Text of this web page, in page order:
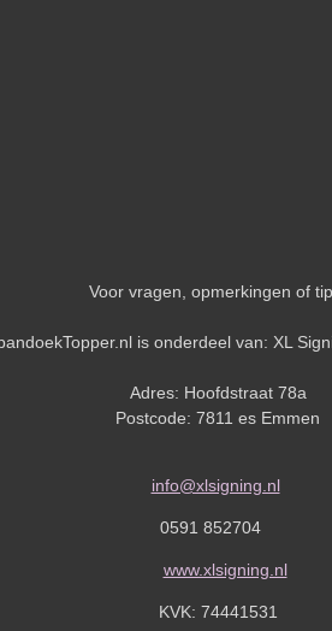
Voor vragen, opmerkingen of
is onderdeel van: XL
Adres: Hoofdstraat 78a
Postcode: 7811 es Emmen
info@xlsigning.nl
0591 852704
www.xlsigning.nl
KVK: 74441531